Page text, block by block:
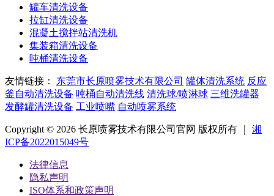
罐车清洗设备
拉缸清洗设备
混凝土搅拌站清洗机
集装箱清洗设备
吨桶清洗设备
友情链接： 东莞市长原喷雾技术有限公司 罐体清洗系统 反应
釜自动清洗设备 吨桶自动清洗线 清洗球/喷淋球 三维洗罐器
发酵罐清洗设备 工业喷嘴 自动喷雾系统
Copyright © 2026 长原喷雾技术有限公司官网 版权所有 ｜ 湘
ICP备2022015049号
法律信息
隐私声明
ISO体系和政策声明